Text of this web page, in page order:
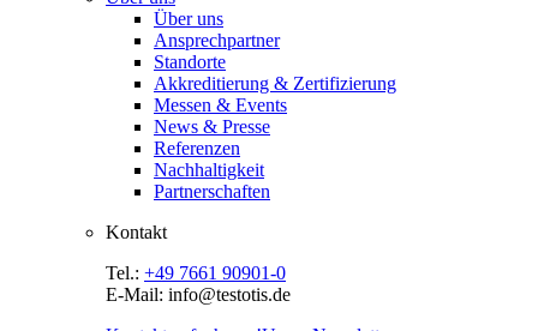
Über uns
Ansprechpartner
Standorte
Akkreditierung & Zertifizierung
Messen & Events
News & Presse
Referenzen
Nachhaltigkeit
Partnerschaften
Kontakt
Tel.: +49 7661 90901-0
E-Mail: info@testotis.de